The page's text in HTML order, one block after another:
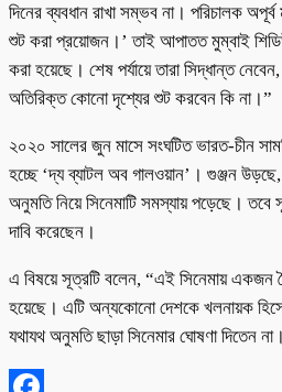
দিনের ব্যবধান রাখা সম্ভব না। পরিচালক
শুট করা প্রয়োজন।’ তাই আপাতত মুম্বাই
করা হয়েছে। শেষ পর্যায়ে তারা সিদ্ধান্ত
অতিরিক্ত কোনো দৃশ্যের শুট করবেন কি না।”
২০২০ সালের জুন মাসে সংঘটিত ভারত-চীন
হচ্ছে ‘দ্য ব্যাটল অব গালওয়ান’। গুঞ্জন উড়ছে,
অনুমতি নিয়ে সিনেমাটি সমস্যায় পড়েছে। তবে
দাবি করেছেন।
এ বিষয়ে সূত্রটি বলেন, “এই সিনেমায় একজন
হয়েছে। এটি অন্যকোনো দেশকে খলনায়ক
যথাযথ অনুমতি ছাড়া সিনেমার ঘোষণা দিতেন